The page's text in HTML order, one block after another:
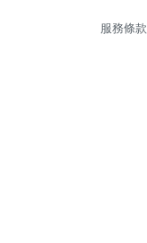
服務條款